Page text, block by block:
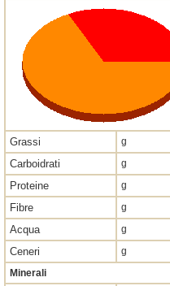
Grassi g
Carboidrati g
Proteine g
Fibre g
Acqua g
Ceneri g
Minerali